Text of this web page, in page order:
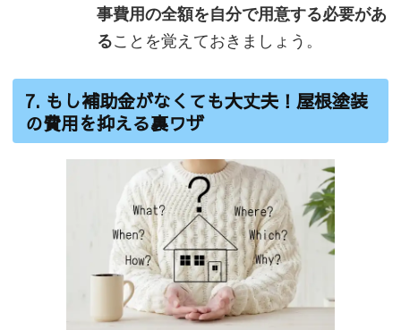
事費用の全額を自分で用意する必要があ
ることを覚えておきましょう。
7. もし補助金がなくても大丈夫！屋根塗装
の費用を抑える裏ワザ